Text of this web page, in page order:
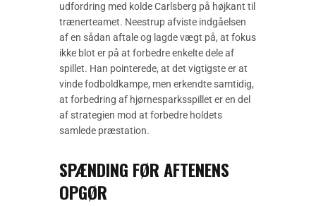
udfordring med kolde Carlsberg på højkant til
trænerteamet. Neestrup afviste indgåelsen
af en sådan aftale og lagde vægt på, at fokus
ikke blot er på at forbedre enkelte dele af
spillet. Han pointerede, at det vigtigste er at
vinde fodboldkampe, men erkendte samtidig,
at forbedring af hjørnesparksspillet er en del
af strategien mod at forbedre holdets
samlede præstation.
SPÆNDING FØR AFTENENS
OPGØR